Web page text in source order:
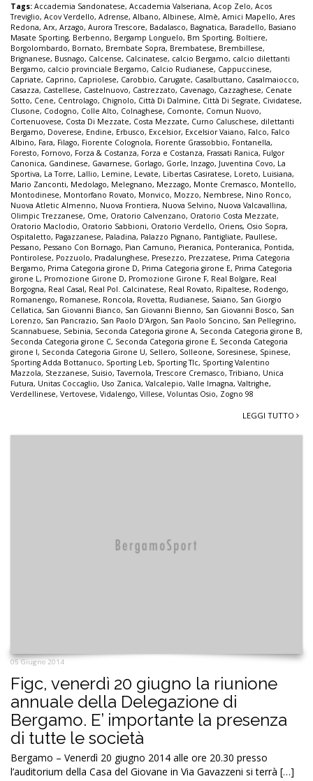
Tags: Accademia Sandonatese, Accademia Valseriana, Acop Zelo, Acos
Treviglio, Acov Verdello, Adrense, Albano, Albinese, Almè, Amici Mapello, Ares
Redona, Arx, Arzago, Aurora Trescore, Badalasco, Bagnatica, Baradello, Basiano
Masate Sporting, Berbenno, Bergamp Longuelo, Bm Sporting, Boltiere,
Borgolombardo, Bornato, Brembate Sopra, Brembatese, Brembillese,
Brignanese, Busnago, Calcense, Calcinatese, calcio Bergamo, calcio dilettanti
Bergamo, calcio provinciale Bergamo, Calcio Rudianese, Cappuccinese,
Capriate, Caprino, Capriolese, Carobbio, Carugate, Casalbuttano, Casalmaiocco,
Casazza, Castellese, Castelnuovo, Castrezzato, Cavenago, Cazzaghese, Cenate
Sotto, Cene, Centrolago, Chignolo, Città Di Dalmine, Città Di Segrate, Cividatese,
Clusone, Codogno, Colle Alto, Colnaghese, Comonte, Comun Nuovo,
Cortenuovese, Costa Di Mezzate, Costa Mezzate, Curno Caluschese, dilettanti
Bergamo, Doverese, Endine, Erbusco, Excelsior, Excelsior Vaiano, Falco, Falco
Albino, Fara, Filago, Fiorente Colognola, Fiorente Grassobbio, Fontanella,
Foresto, Fornovo, Forza & Costanza, Forza e Costanza, Frassati Ranica, Fulgor
Canonica, Gandinese, Gavarnese, Gorlago, Gorle, Inzago, Juventina Covo, La
Sportiva, La Torre, Lallio, Lemine, Levate, Libertas Casiratese, Loreto, Luisiana,
Mario Zanconti, Medolago, Melegnano, Mezzago, Monte Cremasco, Montello,
Montodinese, Montorfano Rovato, Monvico, Mozzo, Nembrese, Nino Ronco,
Nuova Atletic Almenno, Nuova Frontiera, Nuova Selvino, Nuova Valcavallina,
Olimpic Trezzanese, Ome, Oratorio Calvenzano, Oratorio Costa Mezzate,
Oratorio Maclodio, Oratorio Sabbioni, Oratorio Verdello, Oriens, Osio Sopra,
Ospitaletto, Pagazzanese, Paladina, Palazzo Pignano, Pantigliate, Paullese,
Pessano, Pessano Con Bornago, Pian Camuno, Pieranica, Ponteranica, Pontida,
Pontirolese, Pozzuolo, Pradalunghese, Presezzo, Prezzatese, Prima Categoria
Bergamo, Prima Categoria girone D, Prima Categoria girone E, Prima Categoria
girone L , Promozione Girone D, Promozione Girone F, Real Bolgare, Real
Borgogna, Real Casal, Real Pol. Calcinatese, Real Rovato, Ripaltese, Rodengo,
Romanengo, Romanese, Roncola, Rovetta, Rudianese, Saiano, San Giorgio
Cellatica, San Giovanni Bianco, San Giovanni Bienno, San Giovanni Bosco, San
Lorenzo, San Pancrazio, San Paolo D'Argon, San Paolo Soncino, San Pellegrino,
Scannabuese, Sebinia, Seconda Categoria girone A, Seconda Categoria girone B,
Seconda Categoria girone C, Seconda Categoria girone E, Seconda Categoria
girone I, Seconda Categoria Girone U, Sellero, Solleone, Soresinese, Spinese,
Sporting Adda Bottanuco, Sporting Leb, Sporting Tlc, Sporting Valentino
Mazzola, Stezzanese, Suisio,Tavernola,Trescore Cremasco,Tribiano, Unica
Futura, Unitas Coccaglio, Uso Zanica, Valcalepio, Valle Imagna, Valtrighe,
Verdellinese, Vertovese, Vidalengo, Villese, Voluntas Osio, Zogno 98
LEGGI TUTTO
05 Giugno 2014
Figc, venerdì 20 giugno la riunione
annuale della Delegazione di
Bergamo. E’ importante la presenza
di tutte le società
Bergamo – Venerdì 20 giugno 2014 alle ore 20.30 presso
l’auditorium della Casa del Giovane in Via Gavazzeni si terrà […]